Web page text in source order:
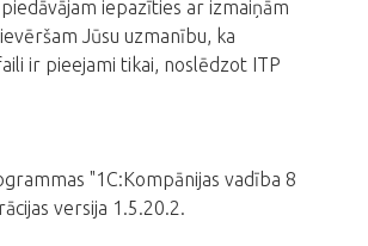
iepazīties ar izmaiņām
Jūsu uzmanību, ka
ir pieejami tikai, noslēdzot ITP
"1C:Kompānijas vadība 8
versija 1.5.20.2.